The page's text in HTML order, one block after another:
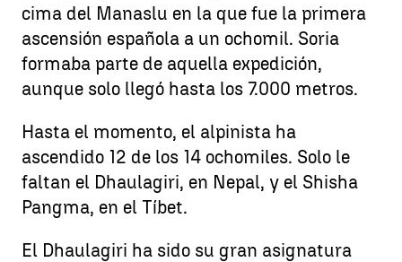
cima del Manaslu en la que fue la primera
ascensión española a un ochomil. Soria
formaba parte de aquella expedición,
aunque solo llegó hasta los 7.000 metros.
Hasta el momento, el alpinista ha
ascendido 12 de los 14 ochomiles. Solo le
faltan el Dhaulagiri, en Nepal, y el Shisha
Pangma, en el Tíbet.
El Dhaulagiri ha sido su gran asignatura